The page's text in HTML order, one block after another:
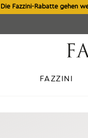
Die Fazzini-Rabatte gehen
FAZZINI